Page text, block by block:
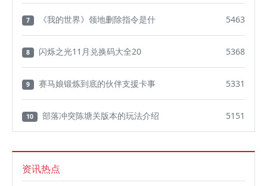
7 《我的世界》领地删除指令是什 5463
8 闪烁之光11月兑换码大全20 5368
9 赛马娘锻炼到底的伙伴支援卡事 5331
10 部落冲突陈塘关版本的玩法介绍 5151
资讯热点